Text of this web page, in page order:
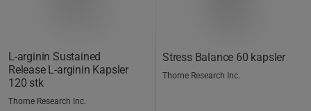
L-arginin Sustained
Release L-arginin Kapsler
120 stk
Thorne Research Inc.
Stress Balance 60 kapsler
Thorne Research Inc.